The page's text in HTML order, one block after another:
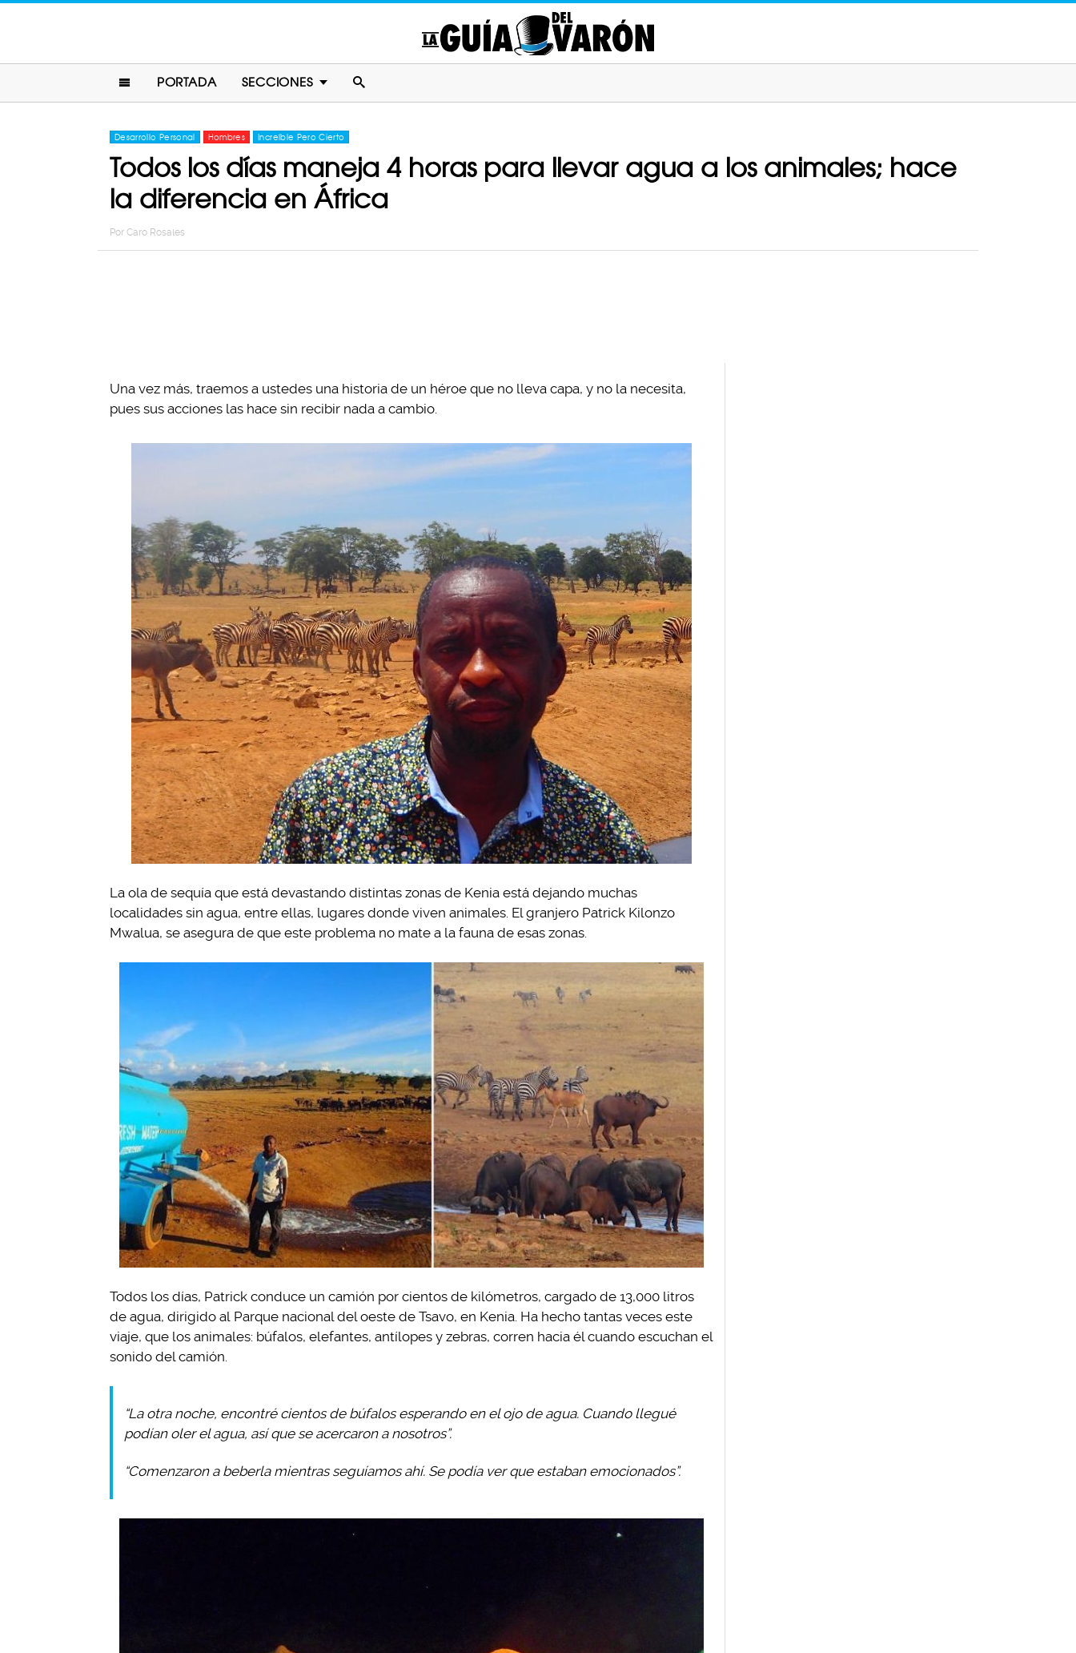
PORTADA SECCIONES
Desarrollo Personal Hombres Increíble Pero Cierto
Todos los días maneja 4 horas para llevar agua a los animales; hace
la diferencia en África
Por Caro Rosales
Una vez más, traemos a ustedes una historia de un héroe que no lleva capa, y no la necesita,
pues sus acciones las hace sin recibir nada a cambio.
La ola de sequía que está devastando distintas zonas de Kenia está dejando muchas
localidades sin agua, entre ellas, lugares donde viven animales. El granjero Patrick Kilonzo
Mwalua, se asegura de que este problema no mate a la fauna de esas zonas.
Todos los días, Patrick conduce un camión por cientos de kilómetros, cargado de 13,000 litros
de agua, dirigido al Parque nacional del oeste de Tsavo, en Kenia. Ha hecho tantas veces este
viaje, que los animales: búfalos, elefantes, antílopes y zebras, corren hacia él cuando escuchan el
sonido del camión.
“La otra noche, encontré cientos de búfalos esperando en el ojo de agua. Cuando llegué
podían oler el agua, así que se acercaron a nosotros”.
“Comenzaron a beberla mientras seguíamos ahí. Se podía ver que estaban emocionados”.